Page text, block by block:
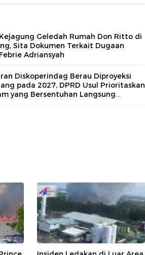
Geledah Rumah Don Ritto di
Sita Dokumen Terkait Dugaan
Adriansyah
Diskoperindag Berau Diproyeksi
pada 2027, DPRD Usul Prioritaskan
yang Bersentuhan Langsung